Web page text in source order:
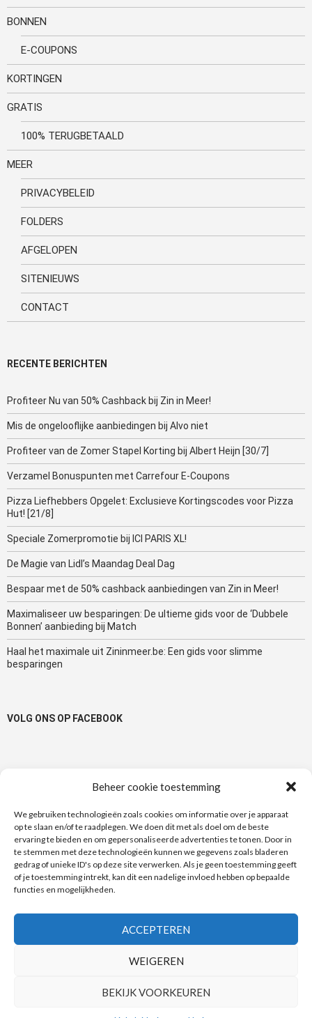
Beheer cookie toestemming
We gebruiken technologieën zoals cookies om informatie over je apparaat
op te slaan en/of te raadplegen. We doen dit met als doel om de beste
ervaring te bieden en om gepersonaliseerde advertenties te tonen. Door in
te stemmen met deze technologieën kunnen we gegevens zoals bladeren
gedrag of unieke ID's op deze site verwerken. Als je geen toestemming geeft
of je toestemming intrekt, kan dit een nadelige invloed hebben op bepaalde
functies en mogelijkheden.
ACCEPTEREN
WEIGEREN
BEKIJK VOORKEUREN
BONNEN
E-COUPONS
KORTINGEN
GRATIS
100% TERUGBETAALD
MEER
PRIVACYBELEID
FOLDERS
AFGELOPEN
SITENIEUWS
CONTACT
RECENTE BERICHTEN
Profiteer Nu van 50% Cashback bij Zin in Meer!
Mis de ongelooflijke aanbiedingen bij Alvo niet
Profiteer van de Zomer Stapel Korting bij Albert Heijn [30/7]
Verzamel Bonuspunten met Carrefour E-Coupons
Pizza Liefhebbers Opgelet: Exclusieve Kortingscodes voor Pizza
Hut! [21/8]
Speciale Zomerpromotie bij ICI PARIS XL!
De Magie van Lidl’s Maandag Deal Dag
Bespaar met de 50% cashback aanbiedingen van Zin in Meer!
Maximaliseer uw besparingen: De ultieme gids voor de ‘Dubbele
Bonnen’ aanbieding bij Match
Haal het maximale uit Zininmeer.be: Een gids voor slimme
besparingen
VOLG ONS OP FACEBOOK
1+11+1 gratis50%100% Terugbetaald actie
Albert Heijn Auchan bonbonnenBonuspunten
Carrefour Cup a Soup DanoneDelhaize deodorant Di douchegel
korting kortingen
Kruidvat Lidl Lotus Maes Match Metro Nieuwslijn Nivea Royal
Vitelma Wilkinson Zin in meer